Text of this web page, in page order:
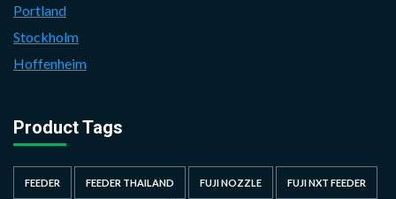
Portland
Stockholm
Hoffenheim
Product Tags
FEEDER FEEDER THAILAND FUJI NOZZLE FUJI NXT FEEDER